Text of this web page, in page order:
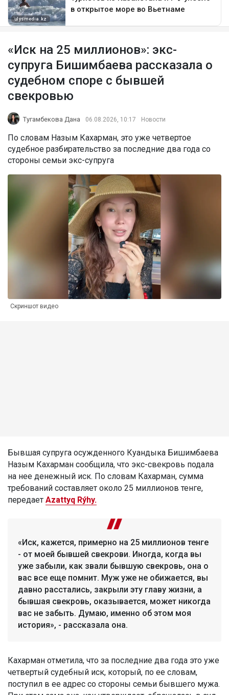
«Иск на 25 миллионов»: экс-
супруга Бишимбаева рассказала о
судебном споре с бывшей
свекровью
Тугамбекова Дана 06.08.2026, 10:17 Новости
По словам Назым Кахарман, это уже четвертое
судебное разбирательство за последние два года со
стороны семьи экс-супруга
Скриншот видео
Бывшая супруга осужденного Куандыка Бишимбаева
Назым Кахарман сообщила, что экс-свекровь подала
на нее денежный иск. По словам Кахарман, сумма
требований составляет около 25 миллионов тенге,
передает Azattyq Rýhy.
«Иск, кажется, примерно на 25 миллионов тенге
- от моей бывшей свекрови. Иногда, когда вы
уже забыли, как звали бывшую свекровь, она о
вас все еще помнит. Муж уже не обижается, вы
давно расстались, закрыли эту главу жизни, а
бывшая свекровь, оказывается, может никогда
вас не забыть. Думаю, именно об этом моя
история», - рассказала она.
Кахарман отметила, что за последние два года это уже
четвертый судебный иск, который, по ее словам,
поступил в ее адрес со стороны семьи бывшего мужа.